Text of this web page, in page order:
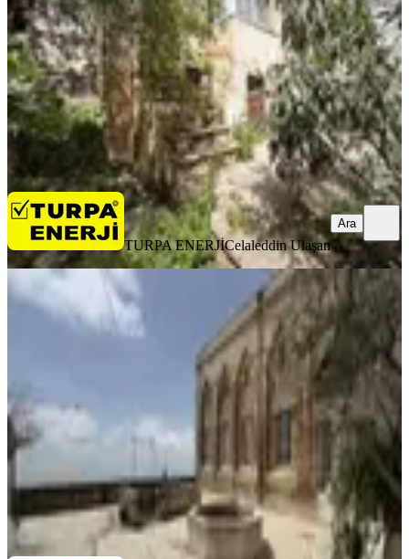
6+1 180 m²·20.07.2026
16.500.000 ₺
TURPA ENERJİCelaleddin Ulaşan
TURPA ENERJİCelaleddin Ulaşan
Ara
YÜK. TAVAN
Mardin Artukluda Yatırım Potansiyeli
Yüksek Taş Konak
Mardin, Artuklu
750 m²· 16.07.2026
55.000.000 ₺
Ümit Özen
Ara